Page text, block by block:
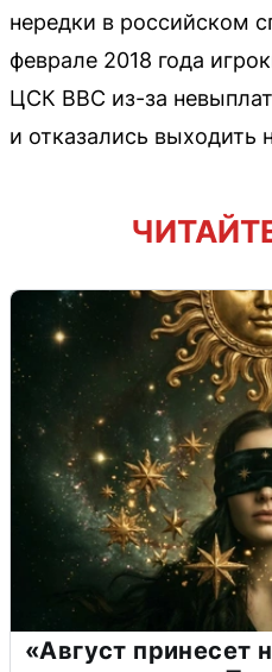
нередки в российском
феврале 2018 года
ЦСК ВВС из-за
и отказались выходить
«Август принесет